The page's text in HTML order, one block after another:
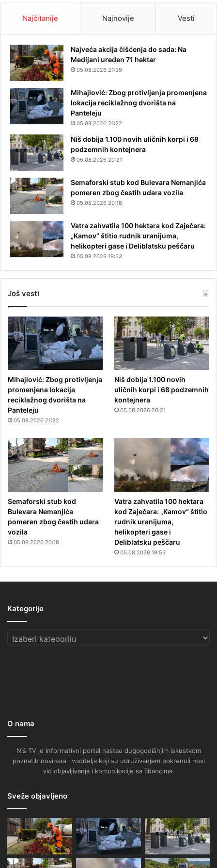
Najčitanije Najnovije Vesti
Najveća akcija čišćenja do sada: Na
Medijani uređen 71 hektar
05.08.2026 21:39
Mihajlović: Zbog protivljenja promenjena
lokacija reciklažnog dvorišta na
Panteleju
05.08.2026 21:22
Niš dobija 1.100 novih uličnih korpi i 68
podzemnih kontejnera
05.08.2026 20:21
Semaforski stub kod Bulevara Nemanjića
pomeren zbog čestih udara vozila
05.08.2026 20:18
Vatra zahvatila 100 hektara kod Zaječara:
„Kamov“ štitio rudnik uranijuma,
helikopteri gase i Deliblatsku peščaru
05.08.2026 19:53
Još vesti
Mihajlović: Zbog protivljenja
promenjena lokacija
reciklažnog dvorišta na
Panteleju
05.08.2026 21:22
Niš dobija 1.100 novih
uličnih korpi i 68 podzemnih
kontejnera
05.08.2026 20:21
Semaforski stub kod
Bulevara Nemanjića
pomeren zbog čestih udara
vozila
05.08.2026 20:18
Vatra zahvatila 100 hektara
kod Zaječara: „Kamov“ štitio
rudnik uranijuma,
helikopteri gase i
Deliblatsku peščaru
05.08.2026 19:53
Kategorije
Kategorije
O nama
Niš TV je informativni portal nastao dugogodišnjim iskustvom
poznatih novinara i voditelja koji su udruživanjem pokrenuli novi
vid objavljivanja i komunikacije sa čitaocima.
Sveže objavljeno